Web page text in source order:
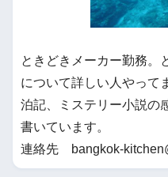
ときどきメーカー勤務。
について詳しい人やって
泊記、ミステリー小説の
書いています。
連絡先 bangkok-